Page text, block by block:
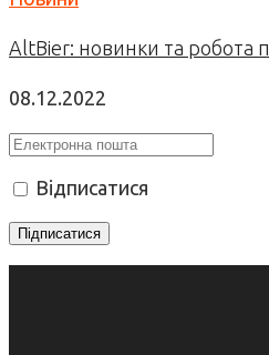
AltBier: новинки та робота
08.12.2022
Відписатися